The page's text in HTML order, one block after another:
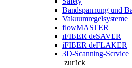
Bandspannung und
Vakuumregelsysteme
flowMASTER
iFIBER deSAVER
iFIBER deFLAKER
3D-Scanning-Service
zurück